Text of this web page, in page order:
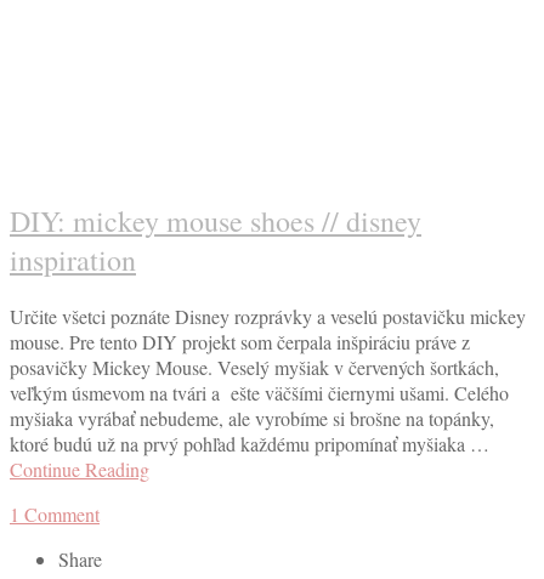
DIY: mickey mouse shoes // disney
inspiration
Určite všetci poznáte Disney rozprávky a veselú postavičku mickey
mouse. Pre tento DIY projekt som čerpala inšpiráciu práve z
posavičky Mickey Mouse. Veselý myšiak v červených šortkách,
veľkým úsmevom na tvári a ešte väčšími čiernymi ušami. Celého
myšiaka vyrábať nebudeme, ale vyrobíme si brošne na topánky,
ktoré budú už na prvý pohľad každému pripomínať myšiaka …
Continue Reading
1 Comment
Share